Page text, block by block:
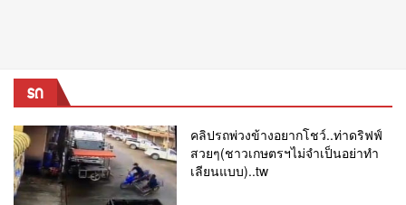
รถ
คลิปรถพ่วงข้างอยากโชว์..ท่าดริฟฟ์
สวยๆ(ชาวเกษตรฯไม่จำเป็นอย่าทำ
เลียนแบบ)..tw